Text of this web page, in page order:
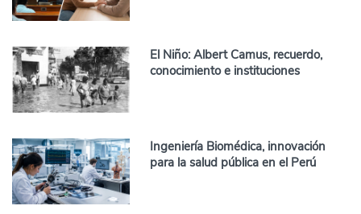
El Niño: Albert Camus, recuerdo,
conocimiento e instituciones
Ingeniería Biomédica, innovación
para la salud pública en el Perú